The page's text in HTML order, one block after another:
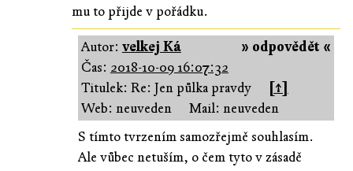
mu to přijde v pořádku.
» odpovědět «
Autor: velkej Ká
Čas: 2018-10-09 16:07:32
Titulek: Re: Jen půlka pravdy
[↑]
Web: neuveden
Mail: neuveden
S tímto tvrzením samozřejmě souhlasím.
Ale vůbec netuším, o čem tyto v zásadě